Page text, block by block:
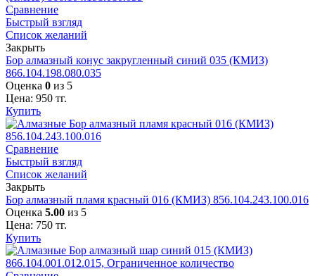
Сравнение
Быстрый взгляд
Список желаний
Закрыть
Бор алмазный конус закругленный синий 035 (КМИЗ)
866.104.198.080.035
Оценка 0 из 5
Цена: 950 тг.
Купить
Сравнение
Быстрый взгляд
Список желаний
Закрыть
Бор алмазный пламя красный 016 (КМИЗ) 856.104.243.100.016
Оценка 5.00 из 5
Цена: 750 тг.
Купить